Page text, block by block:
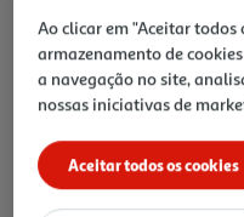
Ir para
Ao clicar em "Aceitar todos
armazenamento de
a navegação no site,
nossas iniciativas de
Aceitar todos os cookies